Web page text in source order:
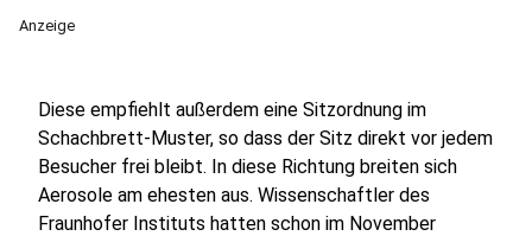
Anzeige
Diese empfiehlt außerdem eine Sitzordnung im
Schachbrett-Muster, so dass der Sitz direkt vor jedem
Besucher frei bleibt. In diese Richtung breiten sich
Aerosole am ehesten aus. Wissenschaftler des
Fraunhofer Instituts hatten schon im November